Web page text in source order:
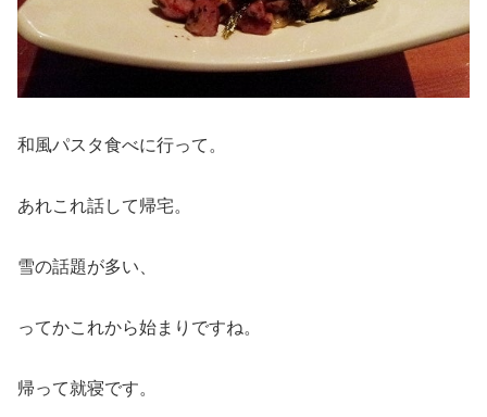
和風パスタ食べに行って。
あれこれ話して帰宅。
雪の話題が多い、
ってかこれから始まりですね。
帰って就寝です。